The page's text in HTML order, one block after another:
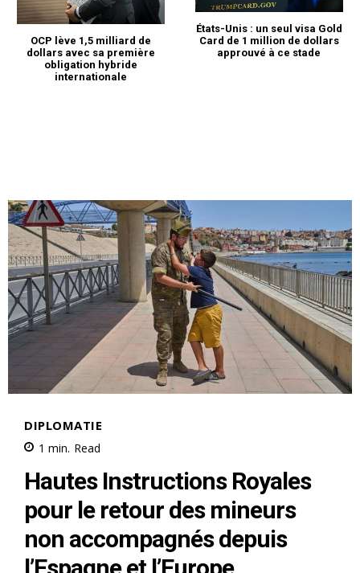
OCP lève 1,5 milliard de
dollars avec sa première
obligation hybride
internationale
États-Unis : un seul visa Gold
Card de 1 million de dollars
approuvé à ce stade